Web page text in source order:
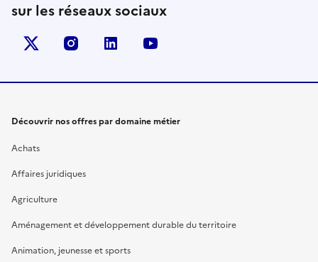
sur les réseaux sociaux
X (anciennement Twitter)
instagramlinkedin
Découvrir nos offres par domaine métier
Achats
Affaires juridiques
Agriculture
Aménagement et développement durable du territoire
Animation, jeunesse et sports